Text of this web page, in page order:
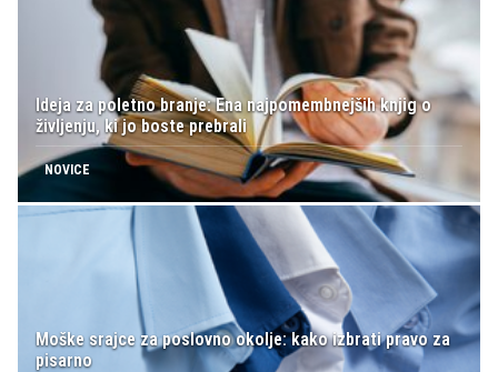
Ideja za poletno branje: Ena najpomembnejših knjig o
življenju, ki jo boste prebrali
NOVICE
Moške srajce za poslovno okolje: kako izbrati pravo za
pisarno